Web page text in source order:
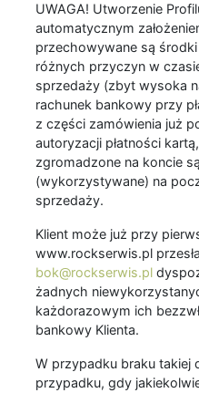
UWAGA! Utworzenie
automatycznym
przechowywane są
różnych przyczyn w
sprzedaży (zbyt wysoka
rachunek bankowy przy
z części zamówienia już
autoryzacji płatności
zgromadzone na koncie
(wykorzystywane) na
sprzedaży.
Klient może już przy
www.rockserwis.pl
bok@rockserwis.pl
żadnych
każdorazowym ich
bankowy Klienta.
W przypadku braku takiej
przypadku, gdy